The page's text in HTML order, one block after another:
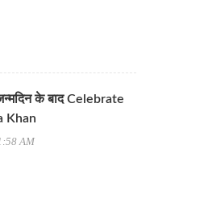
के बाद Celebrate
Khan
AM